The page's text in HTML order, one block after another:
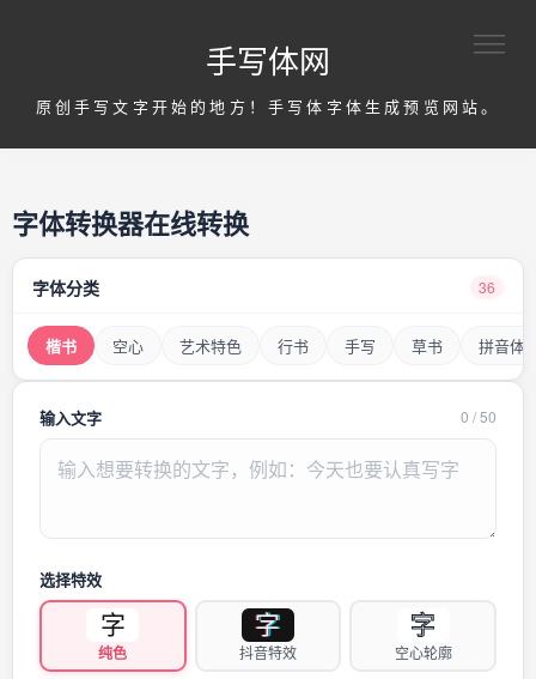
手写体网
原创手写文字开始的地方！手写体字体生成预览网站。
字体转换器在线转换
字体分类 36
楷书 空心 艺术特色 行书 手写 草书 拼音体
输入文字 0 /50
选择特效
字
纯色
字
抖音特效
字
空心轮廓